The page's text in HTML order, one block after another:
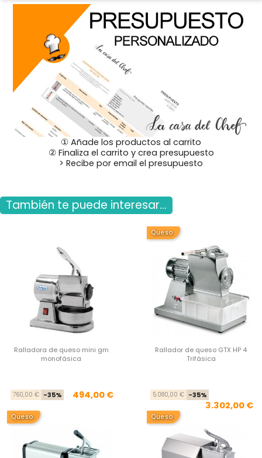
① Añade los productos al carrito
② Finaliza el carrito y crea presupuesto
> Recibe por email el presupuesto
También te puede interesar...
Ralladora de queso mini gm
monofásica
Precio base
760,00 € -35% Precio
494,00 €
Queso
Rallador de queso GTX HP 4
Trifásica
5.080,00 € -35%
3.302,00 €
Queso Queso